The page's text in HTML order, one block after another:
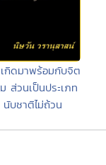
กิดมาพร้อมกับจิต
วนเป็นประเภท
บชาติไม่ถ้วน